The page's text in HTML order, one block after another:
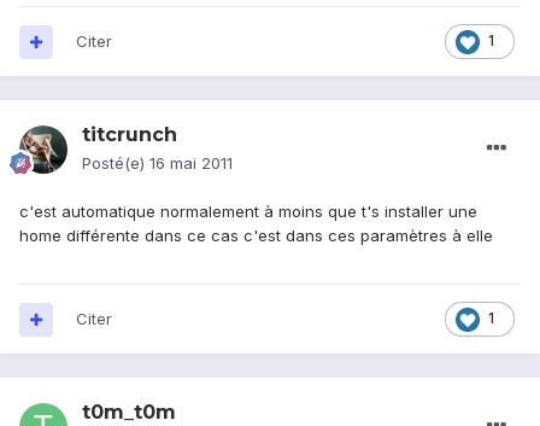
1
Citer
titcrunch
Posté(e) 16 mai 2011
c'est automatique normalement à moins que t's installer une
home différente dans ce cas c'est dans ces paramètres à elle
1
Citer
t0m_t0m